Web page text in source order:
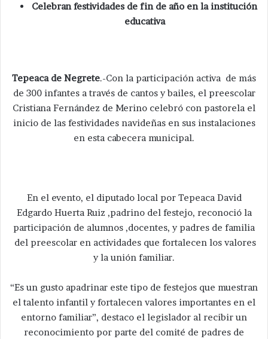
Celebran festividades de fin de año en la institución
educativa
Tepeaca de Negrete.-Con la participación activa de más
de 300 infantes a través de cantos y bailes, el preescolar
Cristiana Fernández de Merino celebró con pastorela el
inicio de las festividades navideñas en sus instalaciones
en esta cabecera municipal.
En el evento, el diputado local por Tepeaca David
Edgardo Huerta Ruiz ,padrino del festejo, reconoció la
participación de alumnos ,docentes, y padres de familia
del preescolar en actividades que fortalecen los valores
y la unión familiar.
“Es un gusto apadrinar este tipo de festejos que muestran
el talento infantil y fortalecen valores importantes en el
entorno familiar”, destaco el legislador al recibir un
reconocimiento por parte del comité de padres de